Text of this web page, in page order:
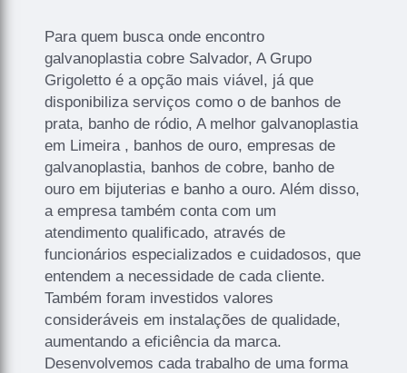
Para quem busca onde encontro
galvanoplastia cobre Salvador, A Grupo
Grigoletto é a opção mais viável, já que
disponibiliza serviços como o de banhos de
prata, banho de ródio, A melhor galvanoplastia
em Limeira , banhos de ouro, empresas de
galvanoplastia, banhos de cobre, banho de
ouro em bijuterias e banho a ouro. Além disso,
a empresa também conta com um
atendimento qualificado, através de
funcionários especializados e cuidadosos, que
entendem a necessidade de cada cliente.
Também foram investidos valores
consideráveis em instalações de qualidade,
aumentando a eficiência da marca.
Desenvolvemos cada trabalho de uma forma